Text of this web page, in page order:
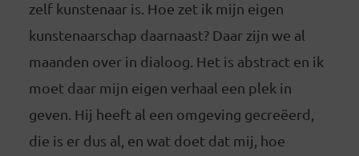
zelf kunstenaar is. Hoe zet ik mijn eigen
kunstenaarschap daarnaast? Daar zijn we al
maanden over in dialoog. Het is abstract en ik
moet daar mijn eigen verhaal een plek in
geven. Hij heeft al een omgeving gecreëerd,
die is er dus al, en wat doet dat mij, hoe